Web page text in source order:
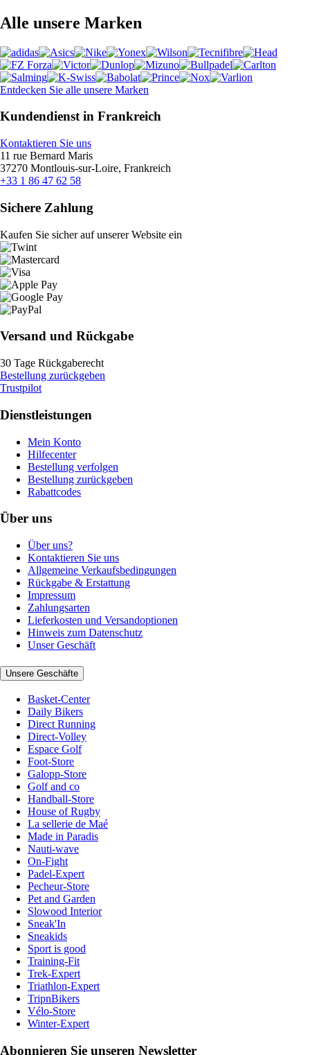
Alle unsere Marken
Entdecken Sie alle unsere Marken
Kundendienst in Frankreich
Kontaktieren Sie uns
11 rue Bernard Maris
37270 Montlouis-sur-Loire, Frankreich
+33 1 86 47 62 58
Sichere Zahlung
Kaufen Sie sicher auf unserer Website ein
Versand und Rückgabe
30 Tage Rückgaberecht
Bestellung zurückgeben
Trustpilot
Dienstleistungen
Mein Konto
Hilfecenter
Bestellung verfolgen
Bestellung zurückgeben
Rabattcodes
Über uns
Über uns?
Kontaktieren Sie uns
Allgemeine Verkaufsbedingungen
Rückgabe & Erstattung
Impressum
Zahlungsarten
Lieferkosten und Versandoptionen
Hinweis zum Datenschutz
Unser Geschäft
Unsere Geschäfte
Basket-Center
Daily Bikers
Direct Running
Direct-Volley
Espace Golf
Foot-Store
Galopp-Store
Golf and co
Handball-Store
House of Rugby
La sellerie de Maé
Made in Paradis
Nauti-wave
On-Fight
Padel-Expert
Pecheur-Store
Pet and Garden
Slowood Interior
Sneak'In
Sneakids
Sport is good
Training-Fit
Trek-Expert
Triathlon-Expert
TripnBikers
Vélo-Store
Winter-Expert
Abonnieren Sie unseren Newsletter